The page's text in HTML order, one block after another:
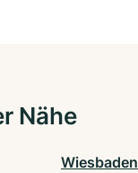
Nähe
Wiesbaden